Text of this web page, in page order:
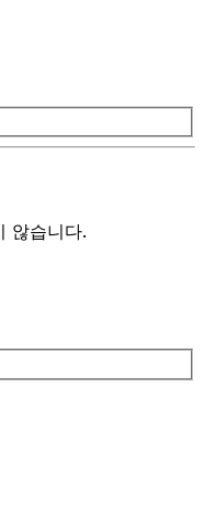
않습니다.